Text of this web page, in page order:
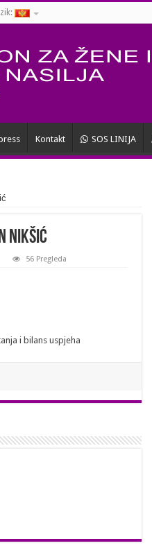
Kontakt SOS LINIJA
Nikšić
56 Pregleda
i bilans uspjeha